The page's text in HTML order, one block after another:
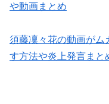
や動画まとめ
須藤凜々花の動画がム
す方法や炎上発言まと